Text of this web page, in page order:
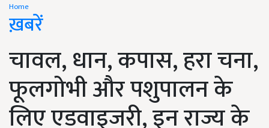
Home
ख़बरें
चावल, धान, कपास, हरा चना,
फूलगोभी और पशुपालन के
लिए एडवाइजरी, इन राज्य के